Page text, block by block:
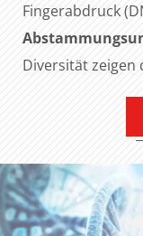
Fingerabdruck
Diversität zeigen